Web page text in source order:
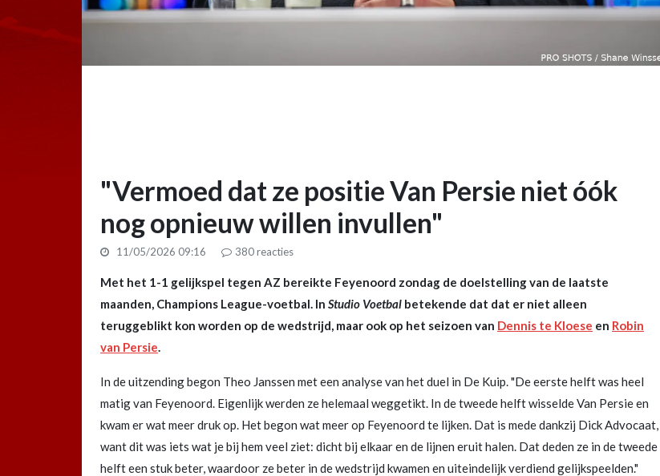
"Vermoed dat ze positie Van Persie niet óók
nog opnieuw willen invullen"
11/05/2026 09:16 380reacties
Met het 1-1 gelijkspel tegen AZ bereikte Feyenoord zondag de doelstelling van de laatste
maanden, Champions League-voetbal. In Studio Voetbal betekende dat dat er niet alleen
teruggeblikt kon worden op de wedstrijd, maar ook op het seizoen van Dennis te Kloese en Robin
van Persie.
In de uitzending begon Theo Janssen met een analyse van het duel in De Kuip. "De eerste helft was heel
matig van Feyenoord. Eigenlijk werden ze helemaal weggetikt. In de tweede helft wisselde Van Persie en
kwam er wat meer druk op. Het begon wat meer op Feyenoord te lijken. Dat is mede dankzij Dick Advocaat,
want dit was iets wat je bij hem veel ziet: dicht bij elkaar en de lijnen eruit halen. Dat deden ze in de tweede
helft een stuk beter, waardoor ze beter in de wedstrijd kwamen en uiteindelijk verdiend gelijkspeelden."